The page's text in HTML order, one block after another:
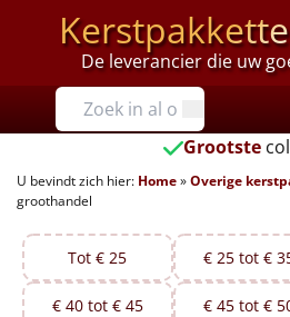
De leverancier die uw
Prijzen
Tot €25
€25 tot €35
€35 tot €40
€40 tot €45
Grootste
U bevindt zich hier: Home»Overige
groothandel
Tot € 25 € 25 tot €
€ 40 tot € 45 € 45 tot €